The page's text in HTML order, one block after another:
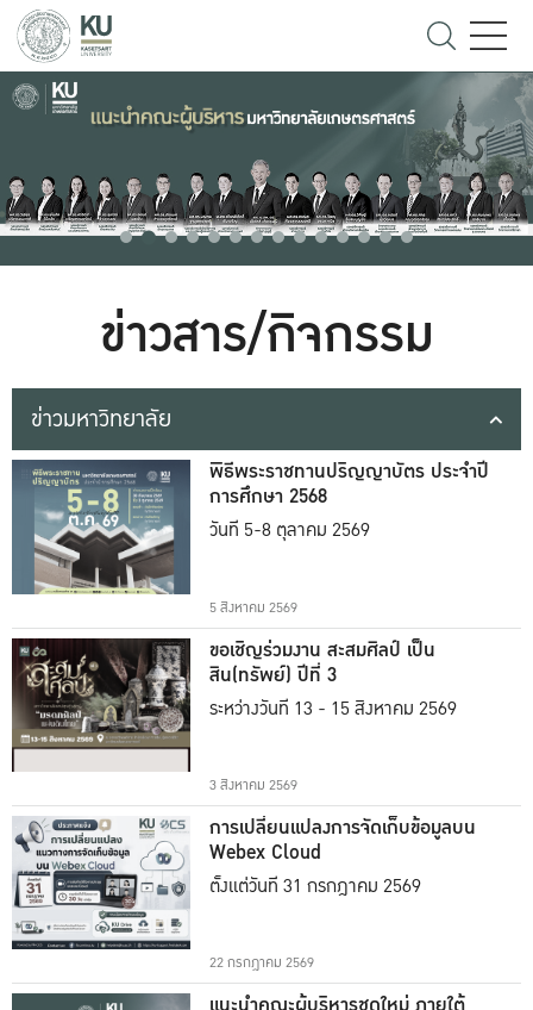
ข่าวสาร/กิจกรรม
ข่าวมหาวิทยาลัย
พิธีพระราชทานปริญญาบัตร ประจำปี
การศึกษา 2568
วันที่ 5-8 ตุลาคม 2569
5 สิงหาคม 2569
ขอเชิญร่วมงาน สะสมศิลป์ เป็น
สิน(ทรัพย์) ปีที่ 3
ระหว่างวันที่ 13 - 15 สิงหาคม 2569
3 สิงหาคม 2569
การเปลี่ยนแปลงการจัดเก็บข้อมูลบน
Webex Cloud
ตั้งแต่วันที่ 31 กรกฎาคม 2569
22 กรกฎาคม 2569